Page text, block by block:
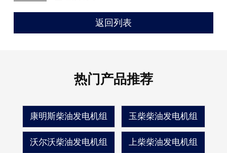
返回列表
热门产品推荐
康明斯柴油发电机组 玉柴柴油发电机组
沃尔沃柴油发电机组 上柴柴油发电机组